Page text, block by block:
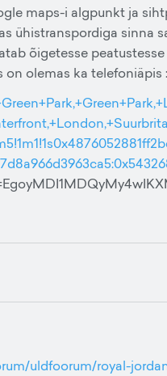
maps-i algpunkt ja
ühistranspordiga sinna
õigetesse
on olemas ka telefoniäpis
uldfoorum/royal-